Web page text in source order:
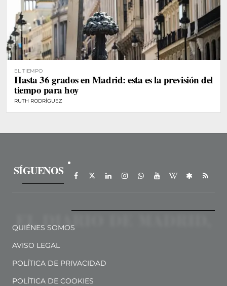
EL TIEMPO
Hasta 36 grados en Madrid: esta es la previsión del
tiempo para hoy
RUTH RODRÍGUEZ
SÍGUENOS
QUIÉNES SOMOS
AVISO LEGAL
POLÍTICA DE PRIVACIDAD
POLÍTICA DE COOKIES